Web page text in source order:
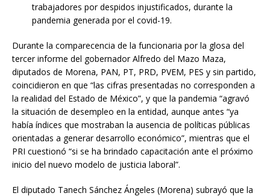
trabajadores por despidos injustificados, durante la
pandemia generada por el covid-19.
Durante la comparecencia de la funcionaria por la glosa del
tercer informe del gobernador Alfredo del Mazo Maza,
diputados de Morena, PAN, PT, PRD, PVEM, PES y sin partido,
coincidieron en que “las cifras presentadas no corresponden a
la realidad del Estado de México”, y que la pandemia “agravó
la situación de desempleo en la entidad, aunque antes “ya
había índices que mostraban la ausencia de políticas públicas
orientadas a generar desarrollo económico”, mientras que el
PRI cuestionó “si se ha brindado capacitación ante el próximo
inicio del nuevo modelo de justicia laboral”.
El diputado Tanech Sánchez Ángeles (Morena) subrayó que la